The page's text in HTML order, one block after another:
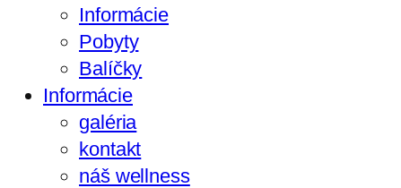
Informácie
Pobyty
Balíčky
Informácie
galéria
kontakt
náš wellness